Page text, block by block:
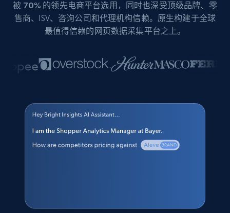
被 70% 的领先电商平台选用，同时也深受顶级品牌、零
售商、ISV、咨询公司和代理机构信赖。原生构建于全球
最值得信赖的网页数据采集平台之上。